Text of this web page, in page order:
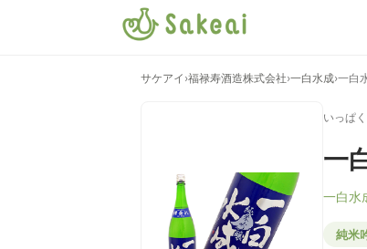
サケアイ ›福禄寿酒造株式会社›一白水成›一白
いっぱ
一
一白水
純米